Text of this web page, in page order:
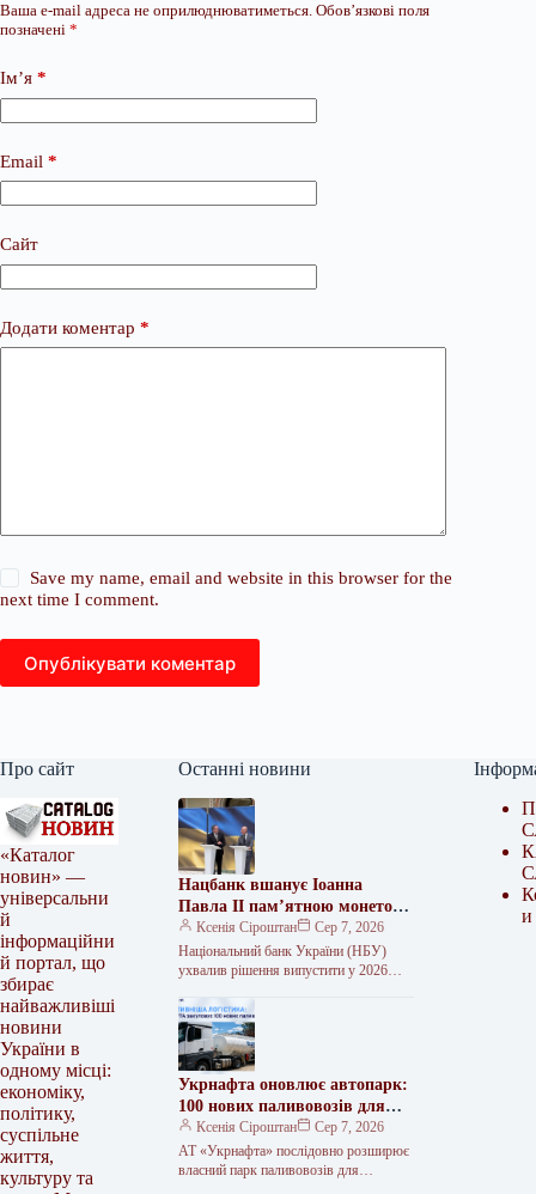
Ваша e-mail адреса не оприлюднюватиметься. Обов’язкові поля
позначені *
Ім’я *
Email *
Сайт
Додати коментар *
Save my name, email and website in this browser for the
next time I comment.
Опублікувати коментар
Про сайт
«Каталог
новин» —
універсальни
й
інформаційни
й портал, що
збирає
найважливіші
новини
України в
одному місці:
економіку,
політику,
суспільне
життя,
культуру та
Останні новини
Нацбанк вшанує Іоанна
Павла II пам’ятною монетою
2026 року
Ксенія Сіроштан
Сер 7, 2026
Національний банк України (НБУ)
ухвалив рішення випустити у 2026
Папі Римському Іоанну Павлу II та 25-
річчю…
Укрнафта оновлює автопарк:
100 нових паливовозів для
стабільного постачання
пального
Ксенія Сіроштан
Сер 7, 2026
АТ «Укрнафта» послідовно розширює
власний парк паливовозів для
и